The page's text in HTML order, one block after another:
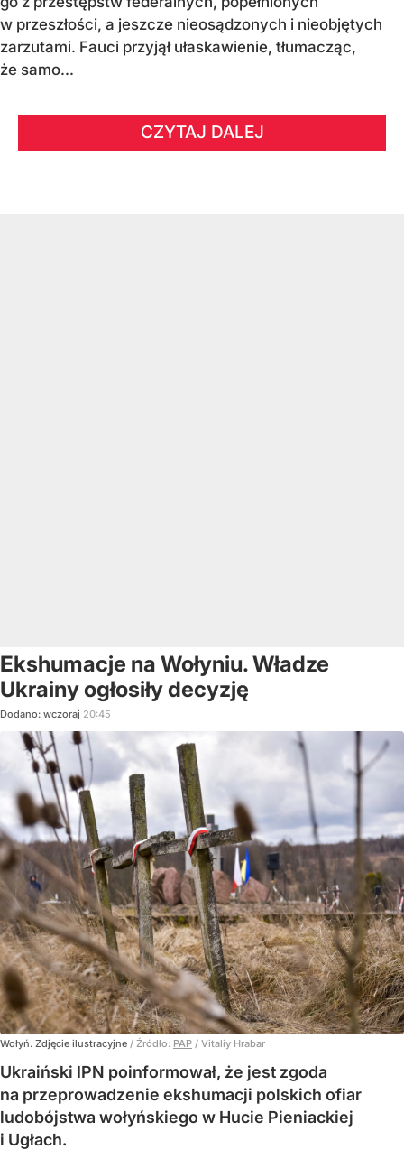
w przeszłości, a jeszcze nieosądzonych i nieobjętych
zarzutami. Fauci przyjął ułaskawienie, tłumacząc,
że samo...
CZYTAJ DALEJ
Ekshumacje na Wołyniu. Władze
Ukrainy ogłosiły decyzję
Dodano: wczoraj 20:45
Wołyń. Zdjęcie ilustracyjne / Źródło: PAP / Vitaliy Hrabar
Ukraiński IPN poinformował, że jest zgoda
na przeprowadzenie ekshumacji polskich ofiar
ludobójstwa wołyńskiego w Hucie Pieniackiej
i Ugłach.